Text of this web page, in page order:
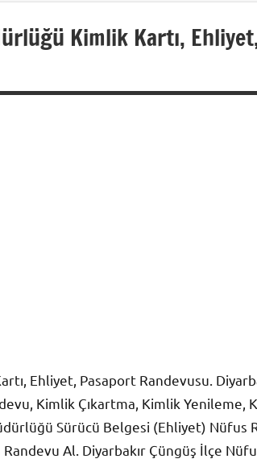
Kimlik Kartı,
Ehliyet, Pasaport Randevusu.
Kimlik Çıkartma, Kimlik Yenileme,
Sürücü Belgesi (Ehliyet) Nüfus
Al. Diyarbakır Çüngüş İlçe